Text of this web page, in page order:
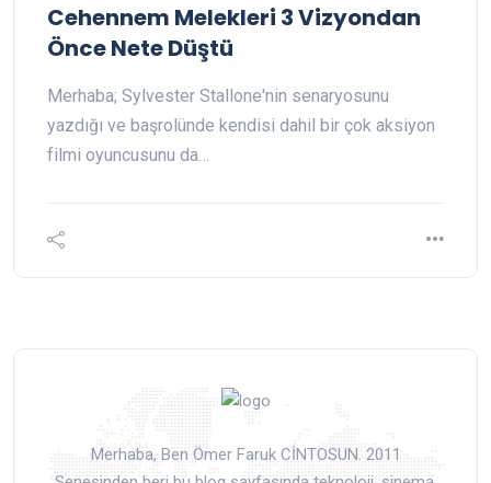
Cehennem Melekleri 3 Vizyondan
Önce Nete Düştü
Merhaba; Sylvester Stallone'nin senaryosunu
yazdığı ve başrolünde kendisi dahil bir çok aksiyon
filmi oyuncusunu da…
Merhaba, Ben Ömer Faruk CİNTOSUN. 2011